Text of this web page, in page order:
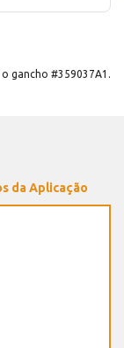
gancho #359037A1.
da Aplicação